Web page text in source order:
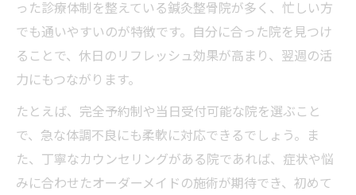
った診療体制を整えている鍼灸整骨院が多く、忙しい方
でも通いやすいのが特徴です。自分に合った院を見つけ
ることで、休日のリフレッシュ効果が高まり、翌週の活
力にもつながります。
たとえば、完全予約制や当日受付可能な院を選ぶこと
で、急な体調不良にも柔軟に対応できるでしょう。ま
た、丁寧なカウンセリングがある院であれば、症状や悩
みに合わせたオーダーメイドの施術が期待でき、初めて